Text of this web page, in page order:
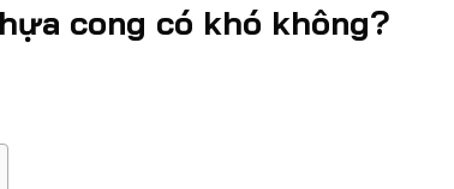
cong có khó không?